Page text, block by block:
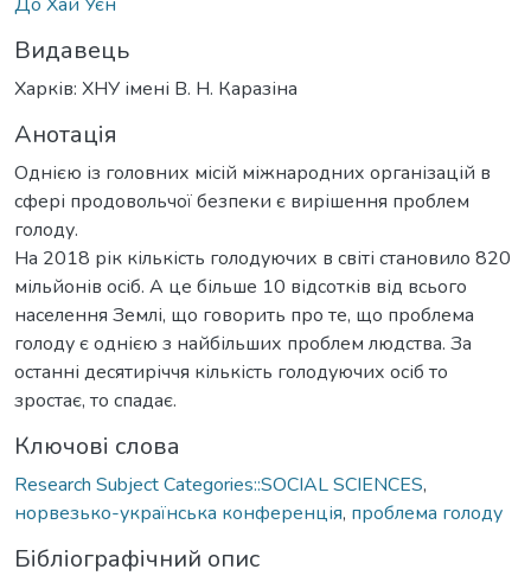
Видавець
Харків: ХНУ імені В. Н. Каразіна
Анотація
Однією із головних місій міжнародних організацій в
сфері продовольчої безпеки є вирішення проблем
голоду.
На 2018 рік кількість голодуючих в світі становило 820
мільйонів осіб. А це більше 10 відсотків від всього
населення Землі, що говорить про те, що проблема
голоду є однією з найбільших проблем людства. За
останні десятиріччя кількість голодуючих осіб то
зростає, то спадає.
Ключові слова
Research Subject Categories::SOCIAL SCIENCES,
норвезько-українська конференція, проблема голоду
Бібліографічний опис